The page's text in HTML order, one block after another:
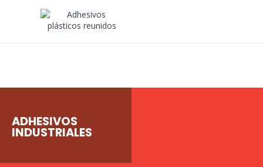
ADHESIVOS
INDUSTRIALES